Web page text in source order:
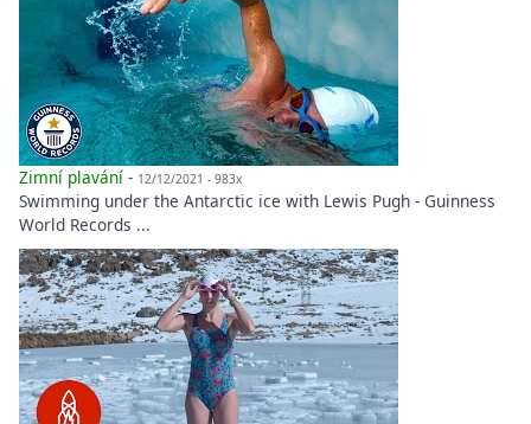
Zimní plavání - 12/12/2021 - 983x
Swimming under the Antarctic ice with Lewis Pugh - Guinness
World Records ...